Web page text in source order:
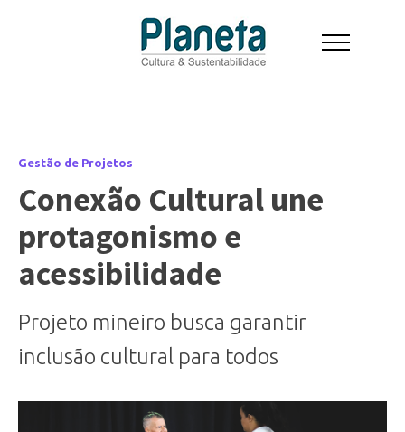
Gestão de Projetos
Conexão Cultural une
protagonismo e
acessibilidade
Projeto mineiro busca garantir
inclusão cultural para todos